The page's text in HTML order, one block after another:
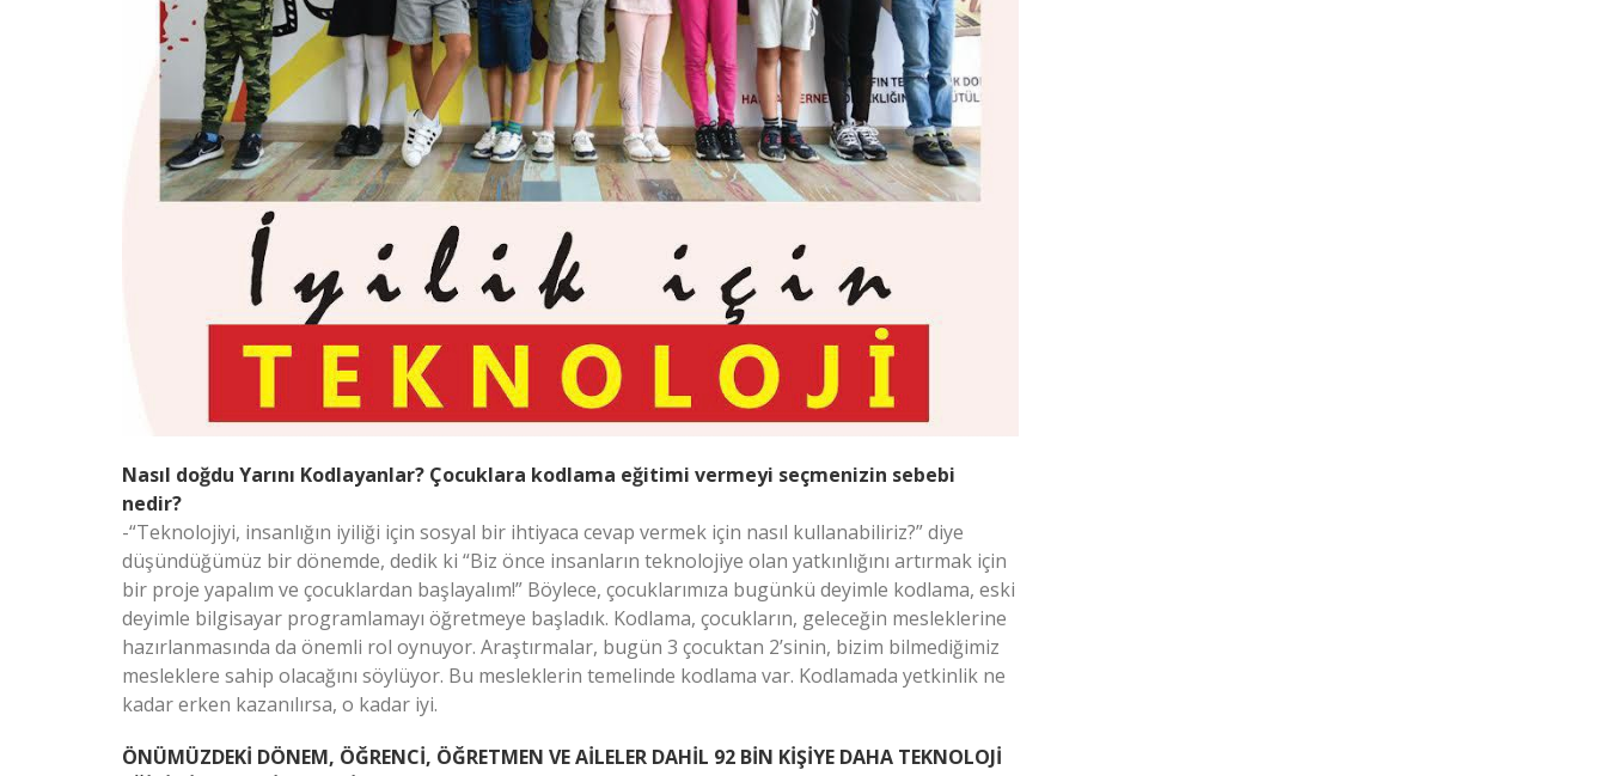
Nasıl doğdu Yarını Kodlayanlar? Çocuklara kodlama eğitimi vermeyi seçmenizin sebebi
nedir?
-“Teknolojiyi, insanlığın iyiliği için sosyal bir ihtiyaca cevap vermek için nasıl kullanabiliriz?” diye
düşündüğümüz bir dönemde, dedik ki “Biz önce insanların teknolojiye olan yatkınlığını artırmak için
bir proje yapalım ve çocuklardan başlayalım!” Böylece, çocuklarımıza bugünkü deyimle kodlama, eski
deyimle bilgisayar programlamayı öğretmeye başladık. Kodlama, çocukların, geleceğin mesleklerine
hazırlanmasında da önemli rol oynuyor. Araştırmalar, bugün 3 çocuktan 2’sinin, bizim bilmediğimiz
mesleklere sahip olacağını söylüyor. Bu mesleklerin temelinde kodlama var. Kodlamada yetkinlik ne
kadar erken kazanılırsa, o kadar iyi.
ÖNÜMÜZDEKİ DÖNEM, ÖĞRENCİ, ÖĞRETMEN VE AİLELER DAHİL 92 BİN KİŞİYE DAHA TEKNOLOJİ